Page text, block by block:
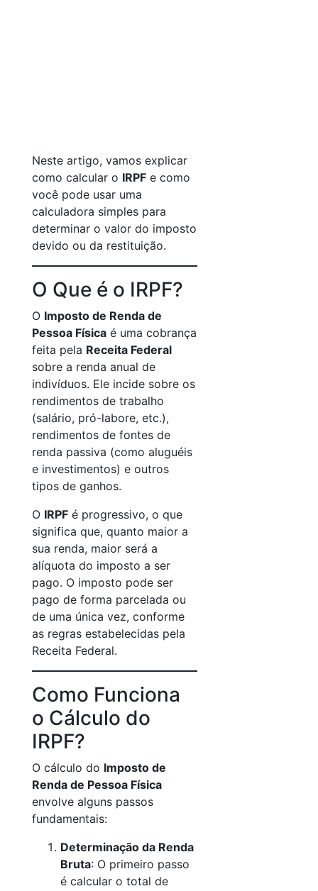
Neste artigo, vamos explicar
como calcular o IRPF e como
você pode usar uma
calculadora simples para
determinar o valor do imposto
devido ou da restituição.
O Que é o IRPF?
O Imposto de Renda de
Pessoa Física é uma cobrança
feita pela Receita Federal
sobre a renda anual de
indivíduos. Ele incide sobre os
rendimentos de trabalho
(salário, pró-labore, etc.),
rendimentos de fontes de
renda passiva (como aluguéis
e investimentos) e outros
tipos de ganhos.
O IRPF é progressivo, o que
significa que, quanto maior a
sua renda, maior será a
alíquota do imposto a ser
pago. O imposto pode ser
pago de forma parcelada ou
de uma única vez, conforme
as regras estabelecidas pela
Receita Federal.
Como Funciona
o Cálculo do
IRPF?
O cálculo do Imposto de
Renda de Pessoa Física
envolve alguns passos
fundamentais:
Determinação da Renda
Bruta: O primeiro passo
é calcular o total de